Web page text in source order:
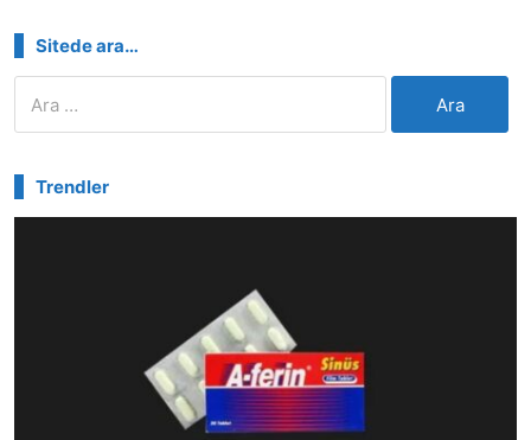
Sitede ara…
Trendler